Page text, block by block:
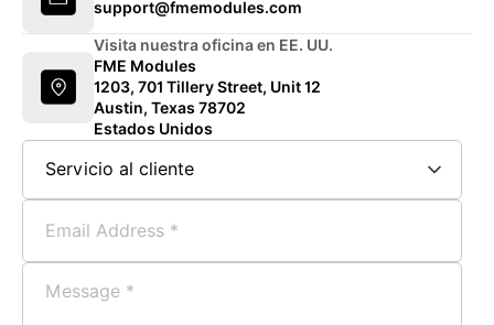
support@fmemodules.com
Visita nuestra oficina en EE. UU.
FME Modules
1203, 701 Tillery Street, Unit 12
Austin, Texas 78702
Estados Unidos